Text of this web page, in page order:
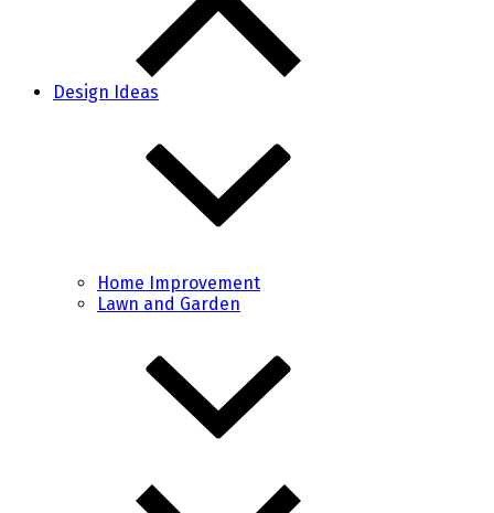
Design Ideas
Home Improvement
Lawn and Garden